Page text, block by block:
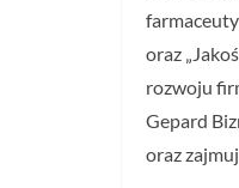
oraz
rozwoju
Gepard
oraz